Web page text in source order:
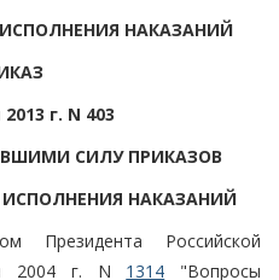
НАКАЗАНИЙ
г. N 403
СИЛУ ПРИКАЗОВ
НАКАЗАНИЙ
Президента Российской
2004 г. N 1314 "Вопросы